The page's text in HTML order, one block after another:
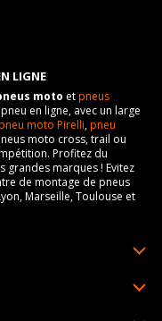
LIGNE
moto etpneus
en ligne, avec un large
moto Pirelli,pneu
moto cross, trail ou
Profitez du
marques ! Evitez
de montage de pneus
Marseille, Toulouse et